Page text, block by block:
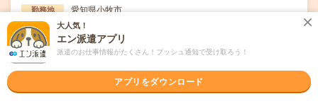
勤務地
愛知県小牧市
小牧原駅から徒歩10分
曜日頻度 月～金／週5日
期間 即日～長期 ※開始日相談OK
大人気！
エン派遣アプリ
派遣のお仕事情報がたくさん！プッシュ通知で受け取ろう！
アプリをダウンロード